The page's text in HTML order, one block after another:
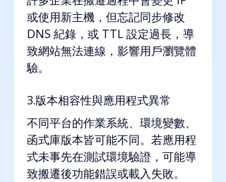
或使用新主機，但忘記同步修改
DNS 紀錄，或 TTL 設定過長，導
致網站無法連線，影響用戶瀏覽體
驗。
3.版本相容性與應用程式異常
不同平台的作業系統、環境變數、
函式庫版本皆可能不同。若應用程
式未事先在測試環境驗證，可能導
致搬遷後功能錯誤或載入失敗。